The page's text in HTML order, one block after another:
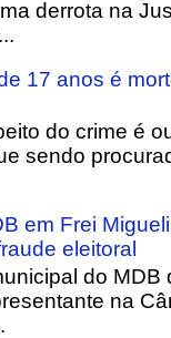
derrota na
17 anos é
do crime é
sendo
em Frei
eleitoral
do
na